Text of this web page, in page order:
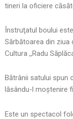
tineri la oficiere
Înstruţatul boului
Sărbătoarea din ziua
Cultura ,,Radu
Bătrânii satului spun
lăsându-l moştenire
Este un spectacol